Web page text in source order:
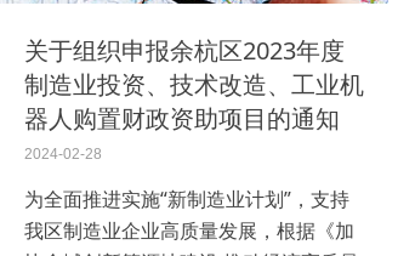
关于组织申报余杭区2023年度
制造业投资、技术改造、工业机
器人购置财政资助项目的通知
为全面推进实施“新制造业计划”，支持
我区制造业企业高质量发展，根据《加
2024-02-28